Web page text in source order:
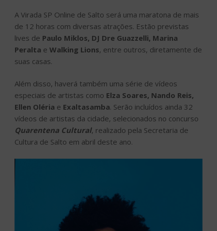
A Virada SP Online de Salto será uma maratona de mais
de 12 horas com diversas atrações. Estão previstas
lives de Paulo Miklos, DJ Dre Guazzelli, Marina
Peralta e Walking Lions, entre outros, diretamente de
suas casas.
Além disso, haverá também uma série de vídeos
especiais de artistas como Elza Soares, Nando Reis,
Ellen Oléria e Exaltasamba. Serão incluídos ainda 32
vídeos de artistas da cidade, selecionados no concurso
Quarentena Cultural, realizado pela Secretaria de
Cultura de Salto em abril deste ano.